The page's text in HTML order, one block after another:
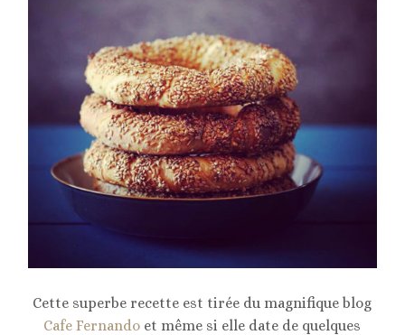
Cette superbe recette est tirée du magnifique blog
Cafe Fernando et même si elle date de quelques